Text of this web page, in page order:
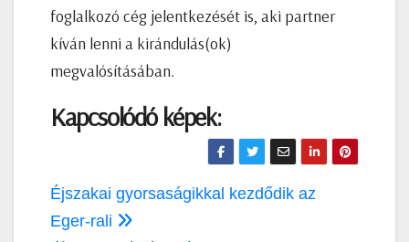
foglalkozó cég jelentkezését is, aki partner
kíván lenni a kirándulás(ok)
megvalósításában.
Kapcsolódó képek:
Bejegyzés
navigáció
Éjszakai gyorsaságikkal kezdődik az
Eger-rali